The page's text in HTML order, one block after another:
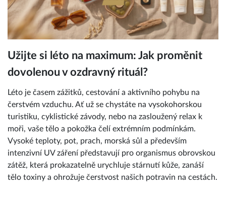
Užijte si léto na maximum: Jak proměnit
dovolenou v ozdravný rituál?
Léto je časem zážitků, cestování a aktivního pohybu na
čerstvém vzduchu. Ať už se chystáte na vysokohorskou
turistiku, cyklistické závody, nebo na zasloužený relax k
moři, vaše tělo a pokožka čelí extrémním podmínkám.
Vysoké teploty, pot, prach, morská sůl a především
intenzivní UV záření představují pro organismus obrovskou
zátěž, která prokazatelně urychluje stárnutí kůže, zanáší
tělo toxiny a ohrožuje čerstvost našich potravin na cestách.